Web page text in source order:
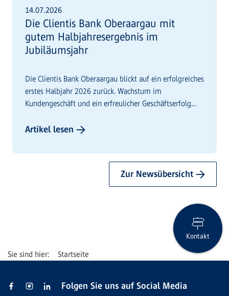
14.07.2026
Die Clientis Bank Oberaargau mit
gutem Halbjahresergebnis im
Jubiläumsjahr
Die Clientis Bank Oberaargau blickt auf ein erfolgreiches
erstes Halbjahr 2026 zurück. Wachstum im
Kundengeschäft und ein erfreulicher Geschäftserfolg
Artikel lesen →
Zur Newsübersicht →
Startseite
Kontakt
Folgen Sie uns auf Social Media